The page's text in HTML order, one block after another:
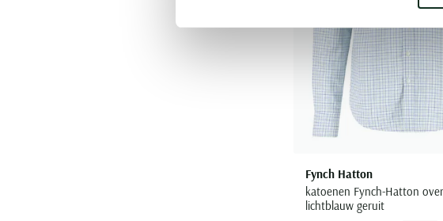
Fynch Hatton
katoenen Fynch-Hatton
lichtblauw geruit